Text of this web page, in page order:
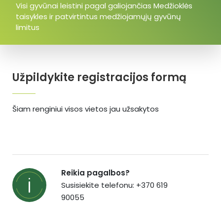
Užpildykite registracijos formą
Šiam renginiui visos vietos jau užsakytos
Visi gyvūnai leistini pagal galiojančias Medžioklės
taisykles ir patvirtintus medžiojamųjų gyvūnų
limitus
Reikia pagalbos?
Susisiekite telefonu: +370 619
90055